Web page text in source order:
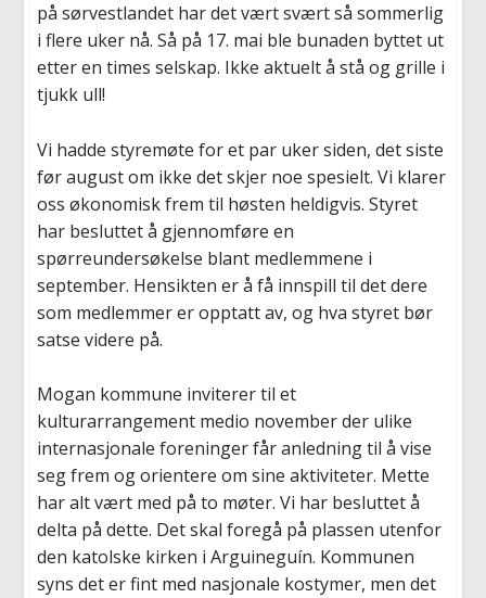
på sørvestlandet har det vært svært så sommerlig
i flere uker nå. Så på 17. mai ble bunaden byttet ut
etter en times selskap. Ikke aktuelt å stå og grille i
tjukk ull!
Vi hadde styremøte for et par uker siden, det siste
før august om ikke det skjer noe spesielt. Vi klarer
oss økonomisk frem til høsten heldigvis. Styret
har besluttet å gjennomføre en
spørreundersøkelse blant medlemmene i
september. Hensikten er å få innspill til det dere
som medlemmer er opptatt av, og hva styret bør
satse videre på.
Mogan kommune inviterer til et
kulturarrangement medio november der ulike
internasjonale foreninger får anledning til å vise
seg frem og orientere om sine aktiviteter. Mette
har alt vært med på to møter. Vi har besluttet å
delta på dette. Det skal foregå på plassen utenfor
den katolske kirken i Arguineguín. Kommunen
syns det er fint med nasjonale kostymer, men det